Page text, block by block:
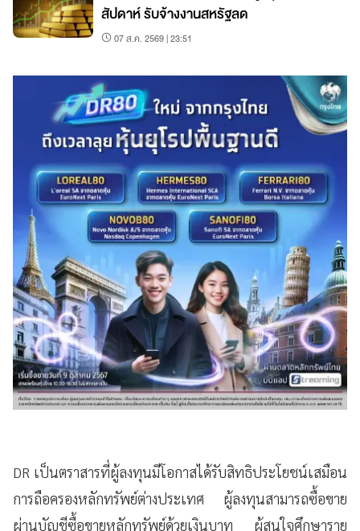
สัปดาห์ รับจ้างงานสหรัฐลด
07 ส.ค. 2569 | 23:51
DR เป็นตราสารที่ผู้ลงทุนมีโอกาสได้รับสิทธิประโยชน์เสมือน
การถือครองหลักทรัพย์ต่างประเทศ ผู้ลงทุนสามารถซื้อขาย
ผ่านบัญชีซื้อขายหลักทรัพย์ด้วยเงินบาท ผู้สนใจศึกษาราย